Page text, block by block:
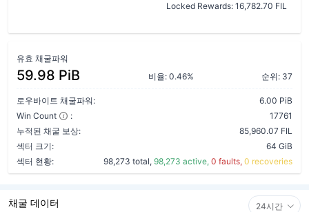
Locked Rewards: 16,782.70 FIL
유효 채굴파워
59.98 PiB 비율: 0.46% 순위: 37
로우바이트 채굴파워:
6.00 PiB
Win Count
:
17761
누적된 채굴 보상:
85,960.07 FIL
섹터 크기:
64 GiB
섹터 현황:
98,273 total, 98,273 active, 0 faults, 0 recoveries
채굴 데이터 24시간